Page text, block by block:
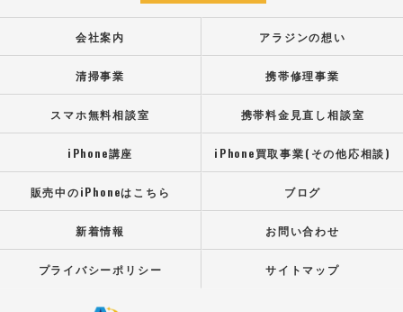
会社案内 アラジンの想い
清掃事業 携帯修理事業
スマホ無料相談室 携帯料金見直し相談室
iPhone講座 iPhone買取事業(その他応相談)
販売中のiPhoneはこちら ブログ
新着情報 お問い合わせ
プライバシーポリシー サイトマップ